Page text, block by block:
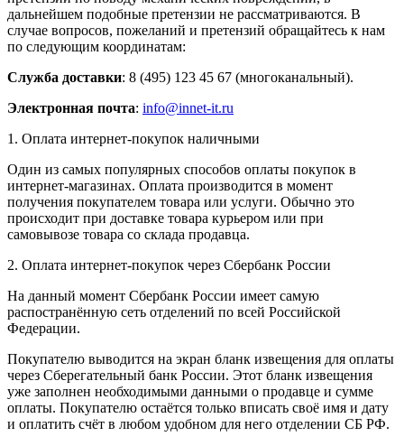
дальнейшем подобные претензии не рассматриваются. В
случае вопросов, пожеланий и претензий обращайтесь к нам
по следующим координатам:
Служба доставки: 8 (495) 123 45 67 (многоканальный).
Электронная почта: info@innet-it.ru
1. Оплата интернет-покупок наличными
Один из самых популярных способов оплаты покупок в
интернет-магазинах. Оплата производится в момент
получения покупателем товара или услуги. Обычно это
происходит при доставке товара курьером или при
самовывозе товара со склада продавца.
2. Оплата интернет-покупок через Сбербанк России
На данный момент Сбербанк России имеет самую
распостранённую сеть отделений по всей Российской
Федерации.
Покупателю выводится на экран бланк извещения для оплаты
через Сберегательный банк России. Этот бланк извещения
уже заполнен необходимыми данными о продавце и сумме
оплаты. Покупателю остаётся только вписать своё имя и дату
и оплатить счёт в любом удобном для него отделении СБ РФ.